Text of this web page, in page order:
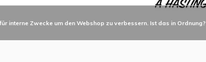
interne Zwecke um den Webshop zu verbessern. Ist das in Ordnung?